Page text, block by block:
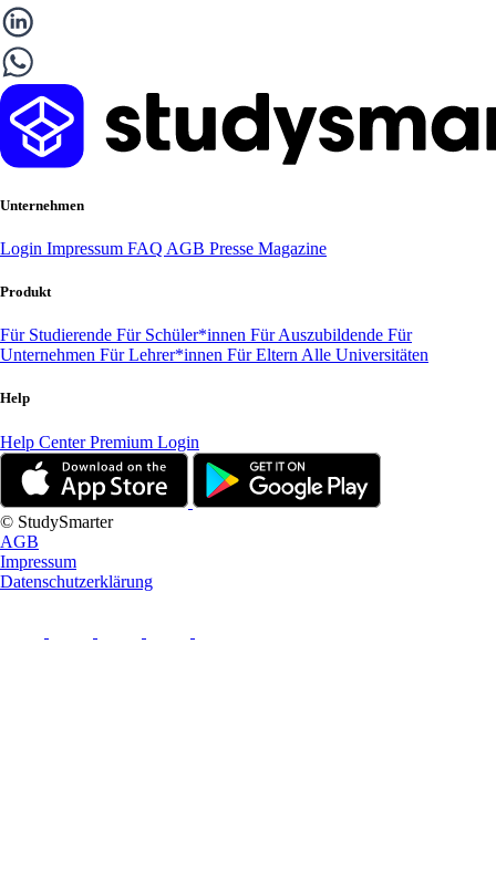
Unternehmen
Login Impressum FAQ AGB Presse Magazine
Produkt
Für Studierende Für Schüler*innen Für Auszubildende Für
Unternehmen Für Lehrer*innen Für Eltern Alle Universitäten
Help
Help CenterPremium Login
© StudySmarter
AGB
Impressum
Datenschutzerklärung